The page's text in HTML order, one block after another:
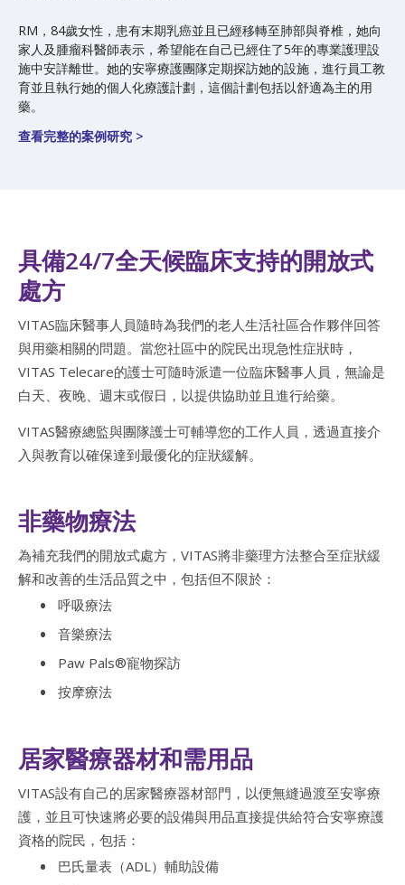
RM，84歲女性，患有末期乳癌並且已經移轉至肺部與脊椎，她向
家人及腫瘤科醫師表示，希望能在自己已經住了5年的專業護理設
施中安詳離世。她的安寧療護團隊定期探訪她的設施，進行員工教
育並且執行她的個人化療護計劃，這個計劃包括以舒適為主的用
藥。
查看完整的案例研究 >
具備24/7全天候臨床支持的開放式
處方
VITAS臨床醫事人員隨時為我們的老人生活社區合作夥伴回答
與用藥相關的問題。當您社區中的院民出現急性症狀時，
VITAS Telecare的護士可隨時派遣一位臨床醫事人員，無論是
白天、夜晚、週末或假日，以提供協助並且進行給藥。
VITAS醫療總監與團隊護士可輔導您的工作人員，透過直接介
入與教育以確保達到最優化的症狀緩解。
非藥物療法
為補充我們的開放式處方，VITAS將非藥理方法整合至症狀緩
解和改善的生活品質之中，包括但不限於：
呼吸療法
音樂療法
Paw Pals®寵物探訪
按摩療法
居家醫療器材和需用品
VITAS設有自己的居家醫療器材部門，以便無縫過渡至安寧療
護，並且可快速將必要的設備與用品直接提供給符合安寧療護
資格的院民，包括：
巴氏量表（ADL）輔助設備